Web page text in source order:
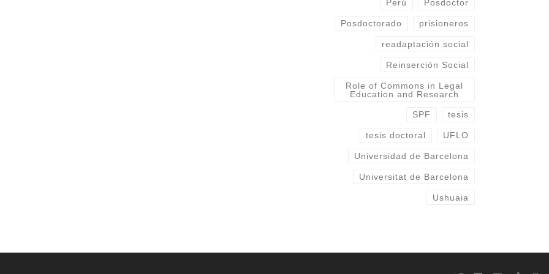
Perú Posdoctor
Posdoctorado prisioneros
readaptación social
Reinserción Social
Role of Commons in Legal
Education and Research
SPF tesis
tesis doctoral UFLO
Universidad de Barcelona
Universitat de Barcelona
Ushuaia